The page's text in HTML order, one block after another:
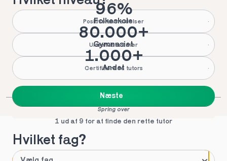
Folkeskole
Gymnasiet
Andet
Næste
Spring over
1 ud af 9 for at finde den rette tutor
Hvilket fag?
96%
Positive anmeldelser
80.000+
Underviste timer
1.000+
Certificerede tutors